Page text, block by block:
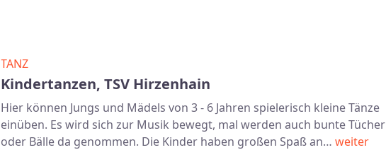
TANZ
Kindertanzen, TSV Hirzenhain
Hier können Jungs und Mädels von 3 - 6 Jahren spielerisch kleine Tänze
einüben. Es wird sich zur Musik bewegt, mal werden auch bunte Tücher
oder Bälle da genommen. Die Kinder haben großen Spaß an…weiter